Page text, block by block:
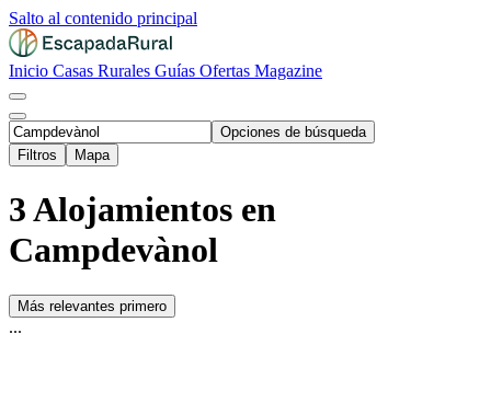
Salto al contenido principal
Inicio Casas Rurales Guías Ofertas Magazine
Opciones de búsqueda
Filtros
Mapa
3 Alojamientos en
Campdevànol
Más relevantes primero
...